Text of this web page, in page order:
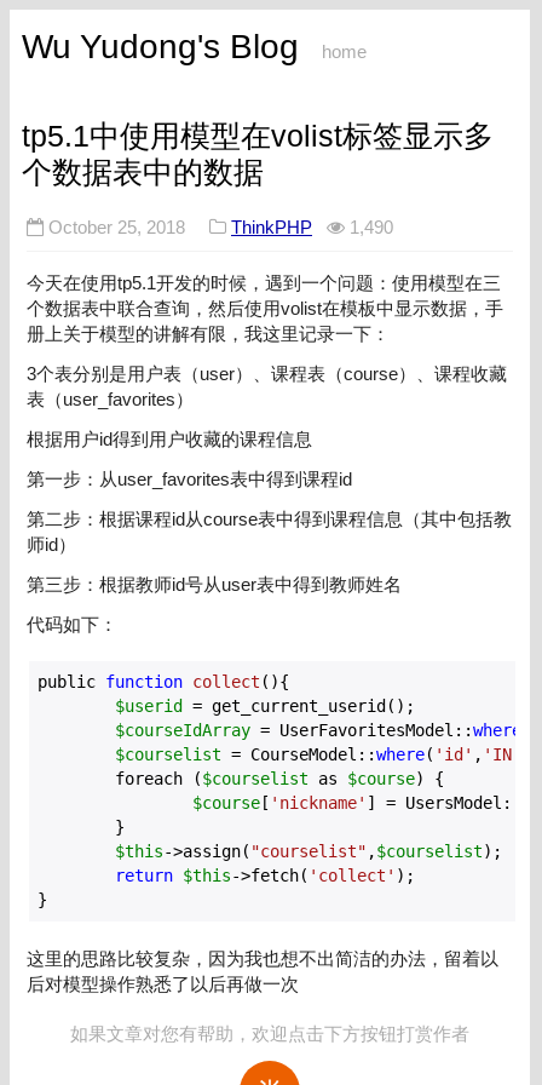
Wu Yudong's Blog home
tp5.1中使用模型在volist标签显示多
个数据表中的数据
October 25, 2018 ThinkPHP 1,490
今天在使用tp5.1开发的时候，遇到一个问题：使用模型在三
个数据表中联合查询，然后使用volist在模板中显示数据，手
册上关于模型的讲解有限，我这里记录一下：
3个表分别是用户表（user）、课程表（course）、课程收藏
表（user_favorites）
根据用户id得到用户收藏的课程信息
第一步：从user_favorites表中得到课程id
第二步：根据课程id从course表中得到课程信息（其中包括教
师id）
第三步：根据教师id号从user表中得到教师姓名
代码如下：
public function collect (){
$userid
= get_current_userid();
$courseIdArray = UserFavoritesModel::where
$courselist = CourseModel::where( 'id' , 'IN'
	foreach (
$courselist as $course) {
$course [ 'nickname' ] = UsersModel::
$this->assign( "courselist" ,$courselist);
return $this->fetch( 'collect' );
}
这里的思路比较复杂，因为我也想不出简洁的办法，留着以
后对模型操作熟悉了以后再做一次
如果文章对您有帮助，欢迎点击下方按钮打赏作者